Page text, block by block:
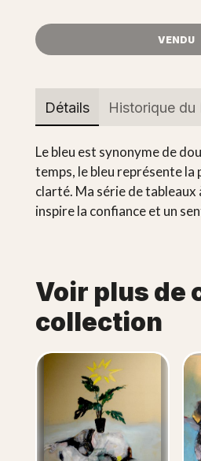
VENDU
Détails Historique du
Le bleu est synonyme de
temps, le bleu représente la
clarté. Ma série de tableaux
inspire la confiance et un
Voir plus de
collection